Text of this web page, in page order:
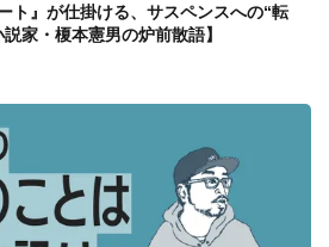
ト』が仕掛ける、サスペンスへの“転
家・榎本憲男の炉前散語】